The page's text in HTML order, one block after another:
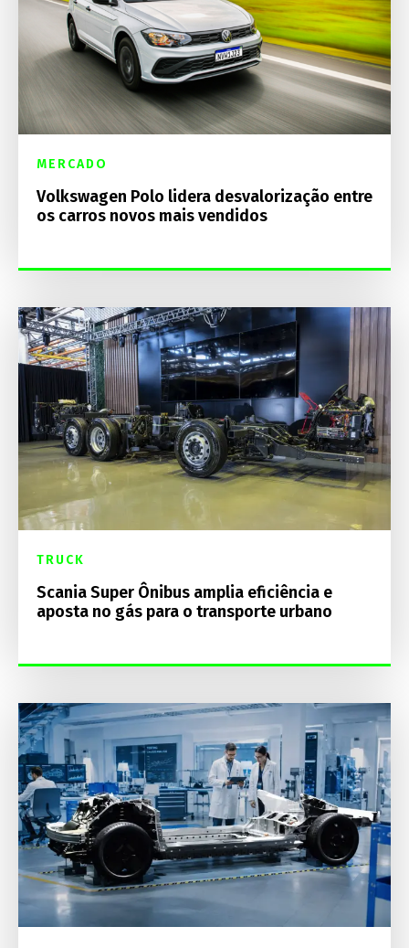
MERCADO
Volkswagen Polo lidera desvalorização entre
os carros novos mais vendidos
TRUCK
Scania Super Ônibus amplia eficiência e
aposta no gás para o transporte urbano